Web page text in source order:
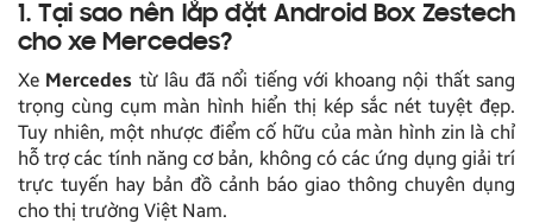
1. Tại sao nên lắp đặt Android Box Zestech
cho xe Mercedes?
Xe Mercedes từ lâu đã nổi tiếng với khoang nội thất sang
trọng cùng cụm màn hình hiển thị kép sắc nét tuyệt đẹp.
Tuy nhiên, một nhược điểm cố hữu của màn hình zin là chỉ
hỗ trợ các tính năng cơ bản, không có các ứng dụng giải trí
trực tuyến hay bản đồ cảnh báo giao thông chuyên dụng
cho thị trường Việt Nam.